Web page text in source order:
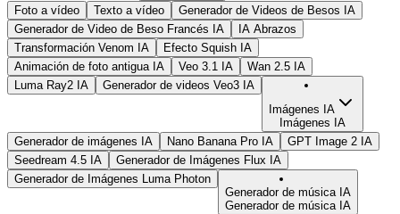
Foto a vídeo Texto a vídeo
Generador de Videos de Besos IA
Generador de Video de Beso Francés IA
IA Abrazos
Transformación Venom IA
Efecto Squish IA
Animación de foto antigua IA
Veo 3.1 IA
Wan 2.5 IA
Luma Ray2 IA
Generador de videos Veo3 IA
Imágenes IA
Imágenes IA
Generador de imágenes IA
Nano Banana Pro IA
GPT Image 2 IA
Seedream 4.5 IA
Generador de Imágenes Flux IA
Generador de Imágenes Luma Photon
Generador de música IA
Generador de música IA